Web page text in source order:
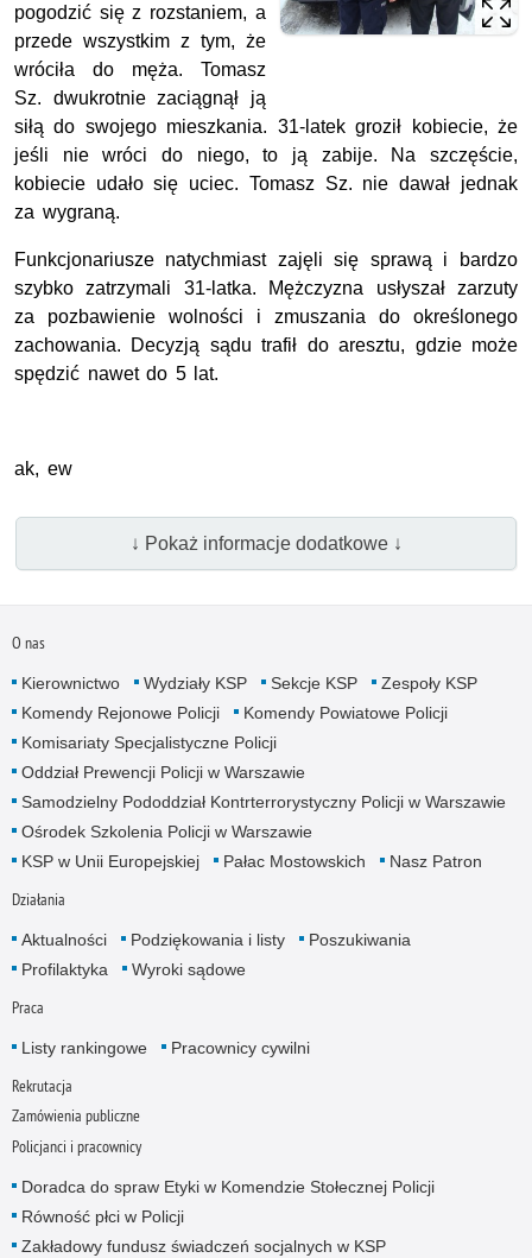
pogodzić się z rozstaniem, a
przede wszystkim z tym, że
wróciła do męża. Tomasz
Sz. dwukrotnie zaciągnął ją
siłą do swojego mieszkania. 31-latek groził kobiecie, że
jeśli nie wróci do niego, to ją zabije. Na szczęście,
kobiecie udało się uciec. Tomasz Sz. nie dawał jednak
za wygraną.
Funkcjonariusze natychmiast zajęli się sprawą i bardzo
szybko zatrzymali 31-latka. Mężczyzna usłyszał zarzuty
za pozbawienie wolności i zmuszania do określonego
zachowania. Decyzją sądu trafił do aresztu, gdzie może
spędzić nawet do 5 lat.
ak, ew
↓ Pokaż informacje dodatkowe ↓
O nas
Kierownictwo Wydziały KSP Sekcje KSP
Zespoły KSP
Komendy Rejonowe Policji
Komendy Powiatowe Policji
Komisariaty Specjalistyczne Policji
Oddział Prewencji Policji w Warszawie
Samodzielny Pododdział Kontrterrorystyczny Policji w Warszawie
Ośrodek Szkolenia Policji w Warszawie
KSP w Unii Europejskiej
Pałac Mostowskich Nasz Patron
Działania
Aktualności Podziękowania i listy
Poszukiwania
Profilaktyka
Wyroki sądowe
Praca
Listy rankingowe Pracownicy cywilni
Rekrutacja
Zamówienia publiczne
Policjanci i pracownicy
Doradca do spraw Etyki w Komendzie Stołecznej Policji
Równość płci w Policji
Zakładowy fundusz świadczeń socjalnych w KSP